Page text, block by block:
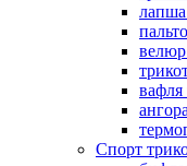
вафля
ангора
Спорт